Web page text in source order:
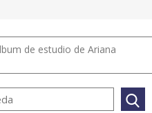
de estudio de Ariana